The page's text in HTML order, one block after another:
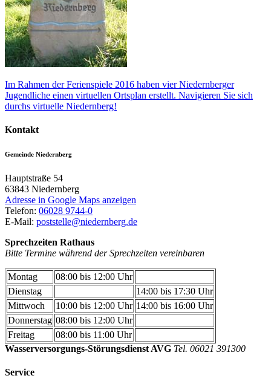
Im Rahmen der Ferienspiele 2016 haben vier Niedernberger
Jugendliche einen virtuellen Ortsplan erstellt. Navigieren Sie sich
durchs virtuelle Niedernberg!
Kontakt
Gemeinde Niedernberg
Hauptstraße 54
63843 Niedernberg
Adresse in Google Maps anzeigen
Telefon: 06028 9744-0
E-Mail: poststelle@niedernberg.de
Sprechzeiten Rathaus
Bitte Termine während der Sprechzeiten vereinbaren
Montag
08:00 bis 12:00 Uhr
Dienstag
14:00 bis 17:30 Uhr
Mittwoch
10:00 bis 12:00 Uhr 14:00 bis 16:00 Uhr
Donnerstag 08:00 bis 12:00 Uhr
Freitag
08:00 bis 11:00 Uhr
Wasserversorgungs-Störungsdienst AVG Tel. 06021 391300
Service